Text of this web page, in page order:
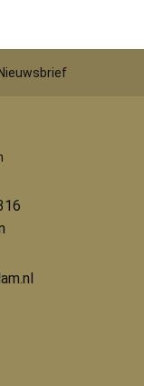
Nieuwsbrief